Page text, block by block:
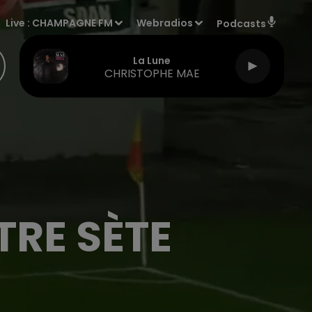
Live : CHAMPAGNE FM Webradios Podcasts
La Lune
CHRISTOPHE MAE
SÈTE